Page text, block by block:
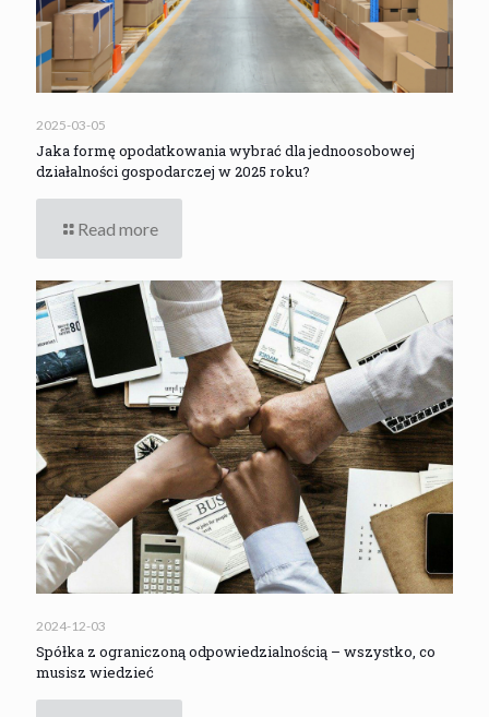
2025-03-05
Jaka formę opodatkowania wybrać dla jednoosobowej
działalności gospodarczej w 2025 roku?
Read more
2024-12-03
Spółka z ograniczoną odpowiedzialnością – wszystko, co
musisz wiedzieć